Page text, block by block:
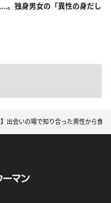
。独身男女の「異性の身だし
】出会いの場で知り合った男性から